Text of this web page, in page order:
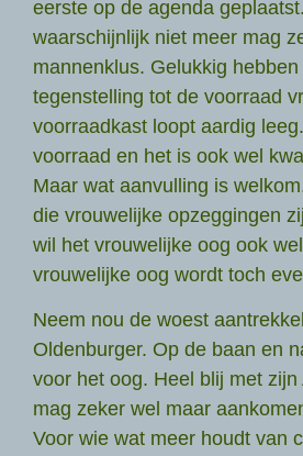
eerste op de agenda
waarschijnlijk niet meer mag
mannenklus. Gelukkig
tegenstelling tot de voorraad
voorraadkast loopt aardig
voorraad en het is ook wel
Maar wat aanvulling is
die vrouwelijke opzeggingen
wil het vrouwelijke oog ook
vrouwelijke oog wordt toch
Neem nou de woest
Oldenburger. Op de baan en
voor het oog. Heel blij met
mag zeker wel maar
Voor wie wat meer houdt van